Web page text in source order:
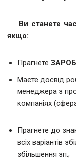
Ви станете
якщо:
Прагнете
Маєте досвід
менеджера з
компаніях
Прагнете до
всіх варіантів
збільшення зп.;